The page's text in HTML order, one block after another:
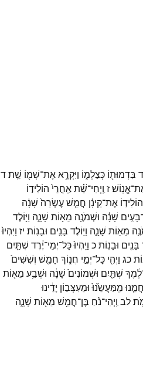
בִּדְמוּת֖וֹ כְּצַלְמ֑וֹ וַיִּקְרָ֥אאֶת־שְׁמ֖וֹ שֵֽׁת׃ד
אֱנֽוֹשׁ׃ז וַֽיְחִי־שֵׁ֗תאַֽחֲרֵי֙ הוֹלִיד֣וֹ
הוֹלִיד֣וֹ אֶת־קֵינָ֔ן חֲמֵ֤שׁעֶשְׂרֵה֙ שָׁנָ֔ה
שָׁנָ֔ה וּשְׁמֹנֶ֥ה מֵא֖וֹת שָׁנָ֑ה וַיּ֥וֹלֶד
מֵא֖וֹת שָׁנָ֑ה וַיּ֥וֹלֶד בָּנִ֖ים וּבָנֽוֹת׃ יז וַיִּהְיוּ֙
בָּנִ֖ים וּבָנֽוֹת׃כ וַיִּֽהְיוּ֙כָּל־יְמֵי־יֶ֔רֶד שְׁתַּ֤יִם
כג וַיְהִ֖י כָּל־יְמֵ֣י חֲנ֑וֹךְ חָמֵ֤שׁ וְשִׁשִּׁים֙
לֶ֔מֶךְ שְׁתַּ֤יִם וּשְׁמוֹנִים֙ שָׁנָ֔ה וּשְׁבַ֥ע מֵא֖וֹת
מִֽמַּעֲשֵׂ֙נוּ֙ וּמֵעִצְּב֣וֹן יָדֵ֔ינוּ
לב וַֽיְהִי־נֹ֕חַ בֶּן־חֲמֵ֥שׁ מֵא֖וֹת שָׁנָ֑ה